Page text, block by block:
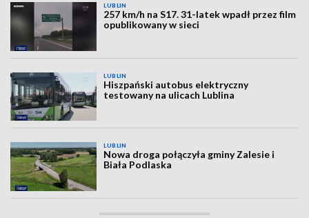
LUBLIN
257 km/h na S17. 31-latek wpadł przez film
opublikowany w sieci
LUBLIN
Hiszpański autobus elektryczny
testowany na ulicach Lublina
LUBLIN
Nowa droga połączyła gminy Zalesie i
Biała Podlaska